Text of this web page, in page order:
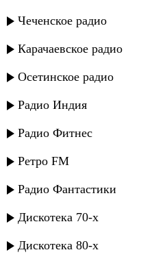
Чеченское радио
Карачаевское радио
Осетинское радио
Радио Индия
Радио Фитнес
Ретро FM
Радио Фантастики
Дискотека 70-х
Дискотека 80-х
Эмиль Гыстаров - Как
Эмиль Гыстаров -
Эмиль Гыстаров -
Эмиль Гыстаров -